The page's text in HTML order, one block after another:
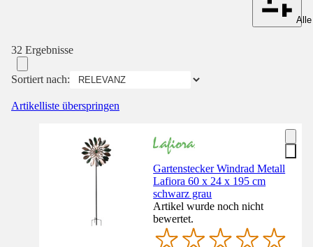
32 Ergebnisse
Sortiert nach:
Artikelliste überspringen
Gartenstecker Windrad Metall
Lafiora 60 x 24 x 195 cm
schwarz grau
Artikel wurde noch nicht
bewertet.